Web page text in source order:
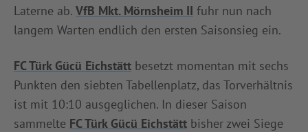
Laterne ab. VfB Mkt. Mörnsheim II fuhr nun nach
langem Warten endlich den ersten Saisonsieg ein.
FC Türk Gücü Eichstätt besetzt momentan mit sechs
Punkten den siebten Tabellenplatz, das Torverhältnis
ist mit 10:10 ausgeglichen. In dieser Saison
sammelte FC Türk Gücü Eichstätt bisher zwei Siege